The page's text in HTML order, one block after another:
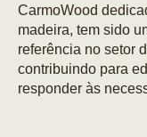
CarmoWood
madeira, tem sido
referência no setor
contribuindo para
responder às